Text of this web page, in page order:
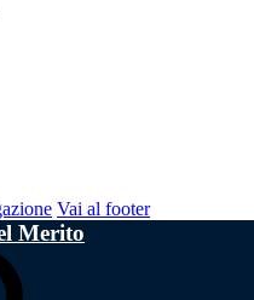
Vai al footer
Merito